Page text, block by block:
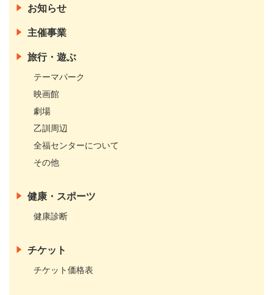
お知らせ
主催事業
旅行・遊ぶ
テーマパーク
映画館
劇場
乙訓周辺
全福センターについて
その他
健康・スポーツ
健康診断
チケット
チケット価格表